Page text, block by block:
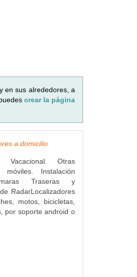
y en sus alrededores, a
crear la página
a domicilio
Vacacional. Otras
móviles. Instalación
Traseras y
RadarLocalizadores
motos, bicicletas,
por soporte android o